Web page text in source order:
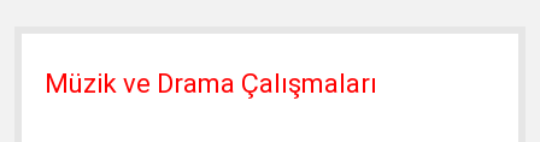
Müzik ve Drama Çalışmaları